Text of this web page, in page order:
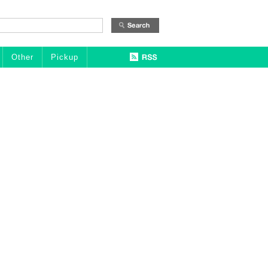
Other Pickup